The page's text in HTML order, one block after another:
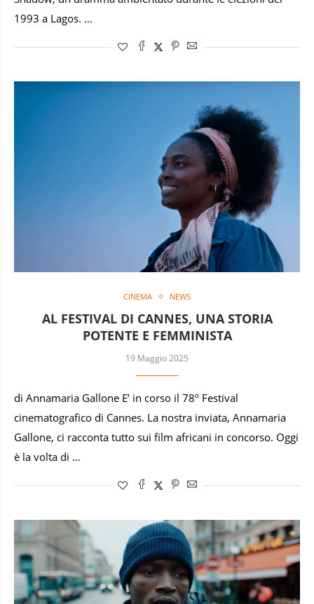
1993 a Lagos. …
CINEMA NEWS
AL FESTIVAL DI CANNES, UNA STORIA
POTENTE E FEMMINISTA
19 Maggio 2025
di Annamaria Gallone E’ in corso il 78º Festival
cinematografico di Cannes. La nostra inviata, Annamaria
Gallone, ci racconta tutto sui film africani in concorso. Oggi
è la volta di …